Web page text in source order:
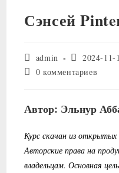
Сэнсей
Автор
записи:
admin
Запись
2024-11-
Комментарии
0 комментариев
Автор: Эльнур
Курс скачан из
Авторские права на
владельцам. Основная